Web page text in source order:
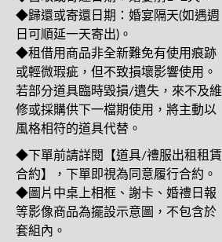
◆歸還或寄還日期：婚宴隔天(如遇週
日可順延一天寄出)。
◆租借用商品非全新難免有使用痕跡
或輕微瑕疵，但不致損壞影響使用。
若部分道具臨時毀損/遺失，來不及維
修或採購供下一檔期使用，將主動以
風格相符的道具代替。
◆下單前請詳閱
【道具/禮服出租租賃
合約】
，下單即視為同意履行合約。
◆圖片中桌上相框、謝卡、婚禮日報
等影像商品為擺設示意圖，不包含於
套組內。